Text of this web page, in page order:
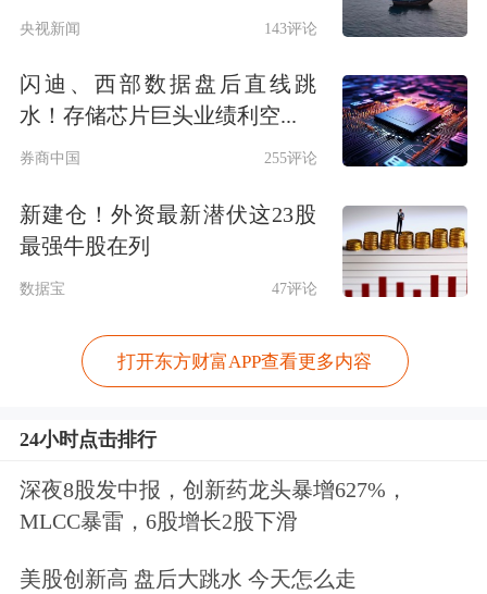
公司实现归属于股东的净利润101.06亿
增长近120%。同期，公司投资净亏损
12.40亿美元，上年同期为净亏损50.38
亿美元。
伯克希尔表示，经营业绩可能会受到未
及事件影响，包括战争、不断发展的国
际贸易政策和关税带来的紧张局势等，
以及行业或公司特定因素或事件变化的
影响。这些事件的最终结果仍存在相当
大的不确定性，目前无法可靠地预测这
些事件对业务的最终影响。
央视新闻 143评论
闪迪、西部数据盘后直线跳
水！存储芯片巨头业绩利空...
券商中国 255评论
新建仓！外资最新潜伏这23股
最强牛股在列
数据宝 47评论
打开东方财富APP查看更多内容
24小时点击排行
深夜8股发中报，创新药龙头暴增627%，
MLCC暴雷，6股增长2股下滑
美股创新高 盘后大跳水 今天怎么走